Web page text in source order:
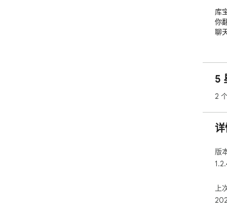
库
你
聊
5
2
版
上